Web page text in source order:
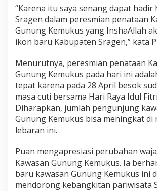
“Karena itu saya senang dapat hadir
Sragen dalam peresmian penataan
Gunung Kemukus yang InshaAllah
ikon baru Kabupaten Sragen,” kata
Menurutnya, peresmian penataan
Gunung Kemukus pada hari ini
tepat karena pada 28 April besok
masa cuti bersama Hari Raya Idul
Diharapkan, jumlah pengunjung
Gunung Kemukus bisa meningkat di
lebaran ini.
Puan mengapresiasi perubahan
Kawasan Gunung Kemukus. Ia
baru kawasan Gunung Kemukus ini
mendorong kebangkitan pariwisata